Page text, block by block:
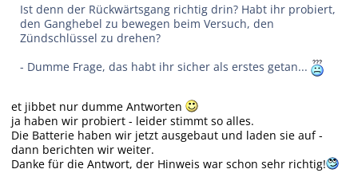
Ist denn der Rückwärtsgang richtigdrin? Habt ihr probiert,
den Ganghebel zu bewegen beim Versuch, den
Zündschlüssel zu drehen?
- Dumme Frage, das habt ihr sicher als erstes getan...
et jibbet nur dumme Antworten
ja haben wir probiert - leider stimmt so alles.
Die Batterie haben wir jetzt ausgebaut und laden sie auf -
dann berichten wir weiter.
Danke für die Antwort, der Hinweis war schon sehr richtig!